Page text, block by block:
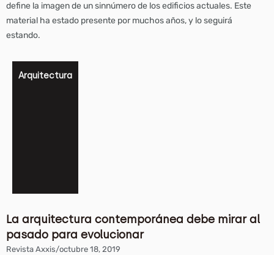
define la imagen de un sinnúmero de los edificios actuales. Este
material ha estado presente por muchos años, y lo seguirá
estando.
Arquitectura
La arquitectura contemporánea debe mirar al
pasado para evolucionar
Revista Axxis/octubre 18, 2019